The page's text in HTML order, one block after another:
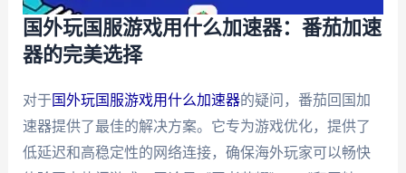
国外玩国服游戏用什么加速器：番茄加速
器的完美选择
对于 国外玩国服游戏用什么加速器的疑问，番茄回国加
速器提供了最佳的解决方案。它专为游戏优化，提供了
低延迟和高稳定性的网络连接，确保海外玩家可以畅快